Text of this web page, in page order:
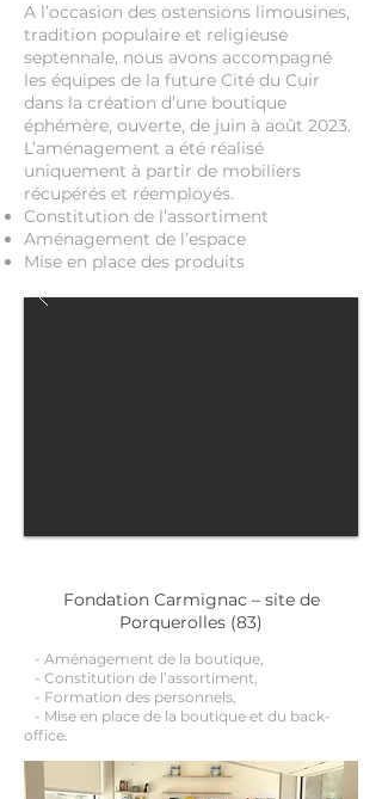
A l’occasion des ostensions limousines,
tradition populaire et religieuse
septennale, nous avons accompagné
les équipes de la future Cité du Cuir
dans la création d’une boutique
éphémère, ouverte, de juin à août 2023.
L’aménagement a été réalisé
uniquement à partir de mobiliers
récupérés et réemployés.
Constitution de l’assortiment
Aménagement de l’espace
Mise en place des produits
Fondation Carmignac – site de
Porquerolles (83)
- Aménagement de la boutique,
- Constitution de l’assortiment,
- Formation des personnels,
- Mise en place de la boutique et du back-
office.